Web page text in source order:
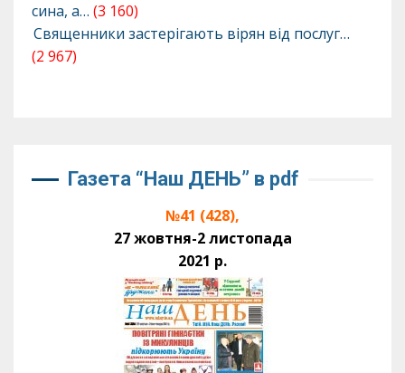
сина, а… (3 160)
Священники застерігають вірян від послуг…
(2 967)
Газета “Наш ДЕНЬ” в pdf
№41 (428),
27 жовтня-2 листопада
2021 р.